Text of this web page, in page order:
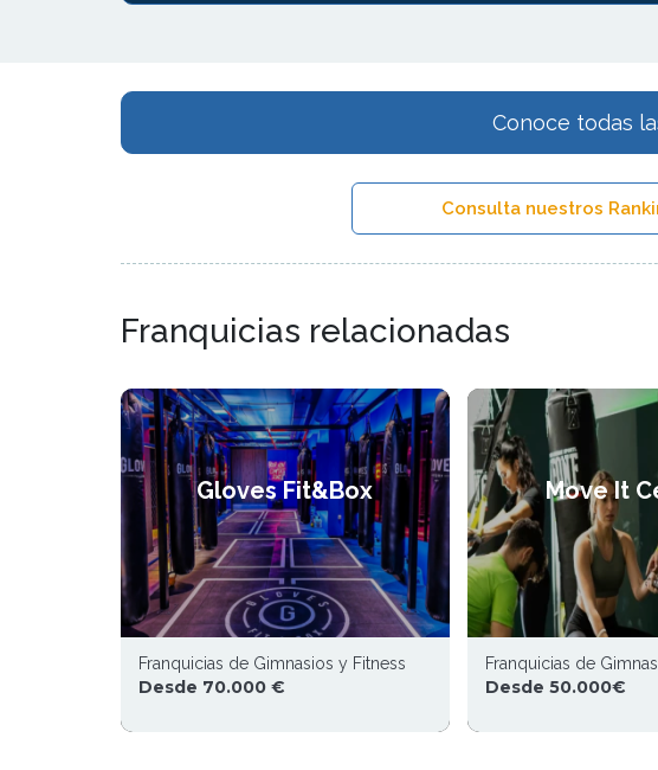
Conoce todas
Consulta nuestros
Franquicias relacionadas
Gloves Fit&Box
Franquicias de Gimnasios y Fitness
Desde 70.000 €
Move It
Franquicias de
Desde 50.000€